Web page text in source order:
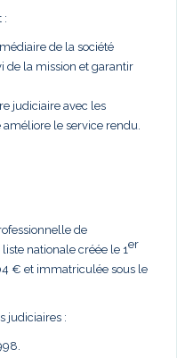
:
de la société
de la mission et garantir
judiciaire avec les
le service rendu.
de
nationale créée le 1er
€ et immatriculée sous le
judiciaires :